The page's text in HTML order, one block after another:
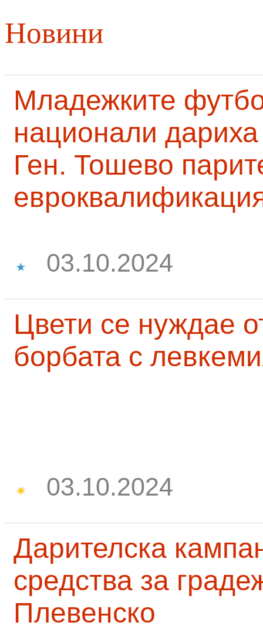
Новини
Младежките
национали
Ген. Тошево
03.10.2024
Цвети се нуждае
борбата с
03.10.2024
Дарителска
средства за
Плевенско